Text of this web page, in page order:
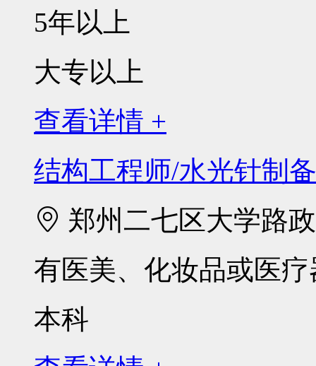
5年以上
大专以上
查看详情 +
结构工程师/水光针制
郑州二七区大学路
有医美、化妆品或医
本科